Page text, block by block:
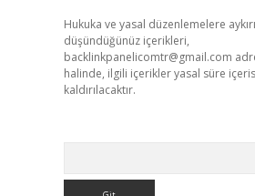
Hukuka ve yasal düzenlemelere
düşündüğünüz içerikleri,
backlinkpanelicomtr@gmail.com
halinde, ilgili içerikler yasal süre
kaldırılacaktır.